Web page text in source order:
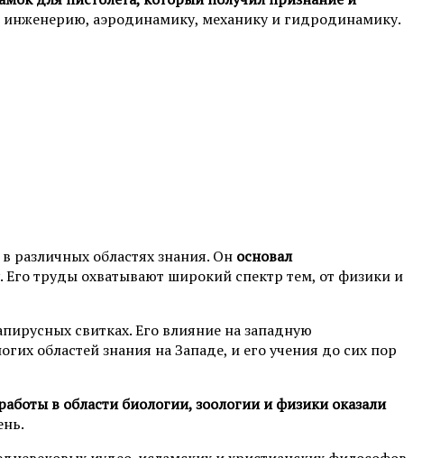
инженерию, аэродинамику, механику и гидродинамику.
различных областях знания. Он основал
труды охватывают широкий спектр тем, от физики и
свитках. Его влияние на западную
областей знания на Западе, и его учения до сих пор
в области биологии, зоологии и физики оказали